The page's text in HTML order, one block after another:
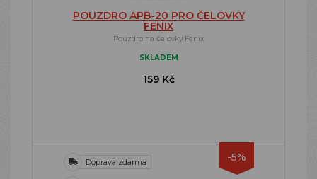
POUZDRO APB-20 PRO ČELOVKY
FENIX
Pouzdro na čelovky Fenix
SKLADEM
159 Kč
-5%
Doprava zdarma